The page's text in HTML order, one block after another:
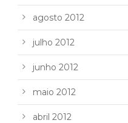
agosto 2012
julho 2012
junho 2012
maio 2012
abril 2012